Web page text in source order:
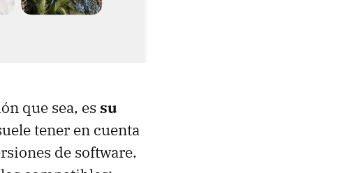
que sea, es su
tener en cuenta
de software.